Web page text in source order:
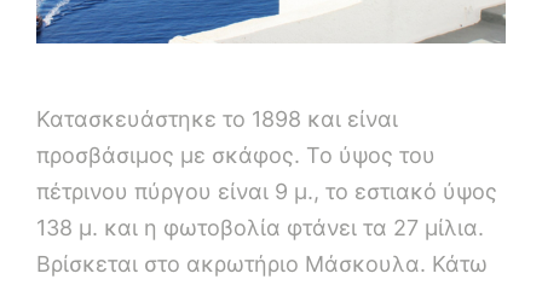
Κατασκευάστηκε το 1898 και είναι
προσβάσιμος με σκάφος. Το ύψος του
πέτρινου πύργου είναι 9 μ., το εστιακό ύψος
138 μ. και η φωτοβολία φτάνει τα 27 μίλια.
Βρίσκεται στο ακρωτήριo Μάσκουλα. Κάτω